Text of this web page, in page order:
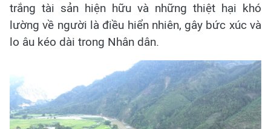
trắng tài sản hiện hữu và những thiệt hại khó
lường về người là điều hiển nhiên, gây bức xúc và
lo âu kéo dài trong Nhân dân.